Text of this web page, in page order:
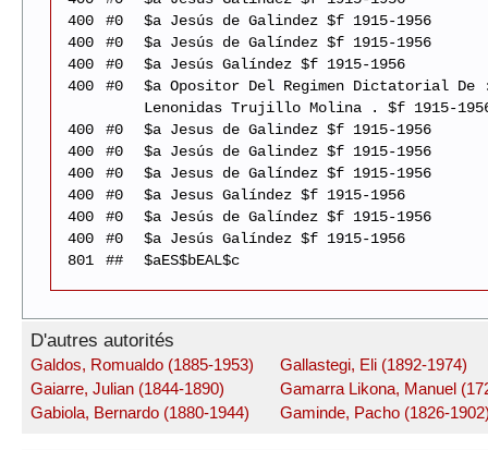
400
#0
$a Jesús de Galindez $f 1915-1956
400
#0
$a Jesús de Galíndez $f 1915-1956
400
#0
$a Jesús Galíndez $f 1915-1956
400
#0
$a Opositor Del Regimen Dictatorial De
Lenonidas Trujillo Molina . $f 1915-
400
#0
$a Jesus de Galindez $f 1915-1956
400
#0
$a Jesús de Galindez $f 1915-1956
400
#0
$a Jesus de Galíndez $f 1915-1956
400
#0
$a Jesus Galíndez $f 1915-1956
400
#0
$a Jesús de Galíndez $f 1915-1956
400
#0
$a Jesús Galíndez $f 1915-1956
801
## $aES$bEAL$c
D'autres autorités
Galdos, Romualdo (1885-1953)
Gaiarre, Julian (1844-1890)
Gabiola, Bernardo (1880-1944)
Gallastegi, Eli (1892-1974)
Gamarra Likona, Manuel
Gaminde, Pacho (1826-